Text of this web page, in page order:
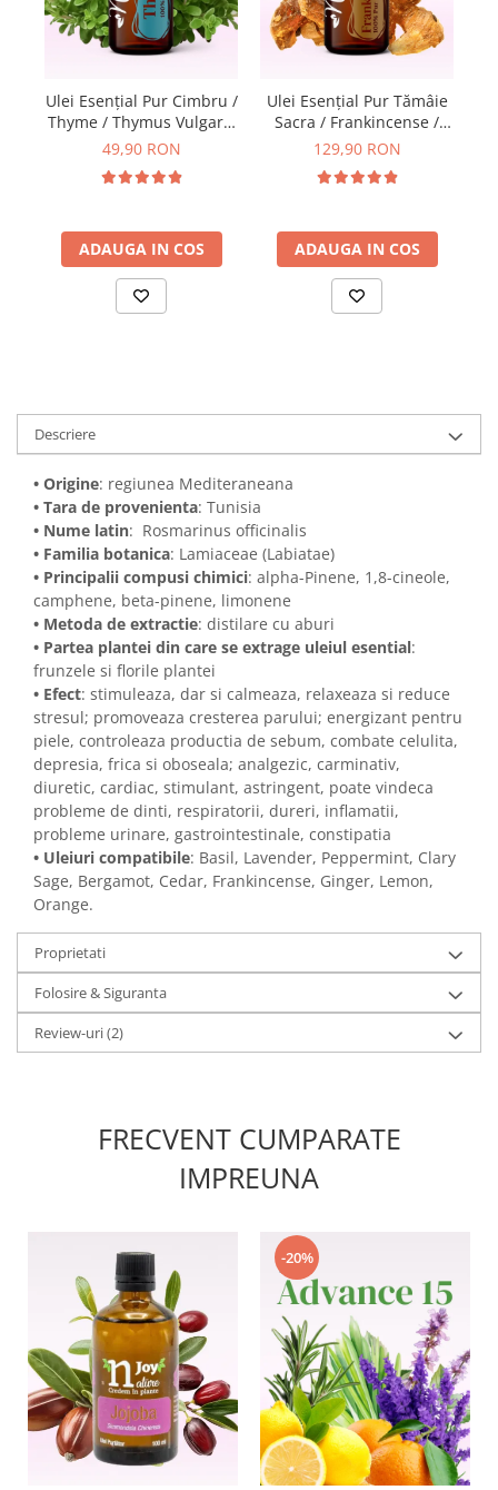
Ulei Esenţial Pur Cimbru /
Thyme / Thymus Vulgaris
15ml - Aromaterapie
49,90 RON
ADAUGA IN COS
Ulei Esențial Pur Tămâie
Sacra / Frankincense /
Boswellia Carterii 15ml -
nJoy Nature
129,90 RON
ADAUGA IN COS
Descriere
• Origine: regiunea Mediteraneana
• Tara de provenienta: Tunisia
• Nume latin: Rosmarinus officinalis
• Familia botanica: Lamiaceae (Labiatae)
• Principalii compusi chimici: alpha-Pinene, 1,8-cineole,
camphene, beta-pinene, limonene
• Metoda de extractie: distilare cu aburi
• Partea plantei din care se extrage uleiul esential:
frunzele si florile plantei
• Efect: stimuleaza, dar si calmeaza, relaxeaza si reduce
stresul; promoveaza cresterea parului; energizant pentru
piele, controleaza productia de sebum, combate celulita,
depresia, frica si oboseala; analgezic, carminativ,
diuretic, cardiac, stimulant, astringent, poate vindeca
probleme de dinti, respiratorii, dureri, inflamatii,
probleme urinare, gastrointestinale, constipatia
• Uleiuri compatibile: Basil, Lavender, Peppermint, Clary
Sage, Bergamot, Cedar, Frankincense, Ginger, Lemon,
Orange.
Proprietati
Folosire & Siguranta
Review-uri(2)
FRECVENT CUMPARATE
IMPREUNA
-20%